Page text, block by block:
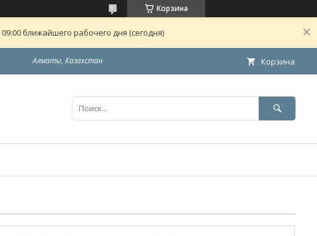
Корзина
ближайшего рабочего дня (сегодня)
Алматы, Казахстан Корзина